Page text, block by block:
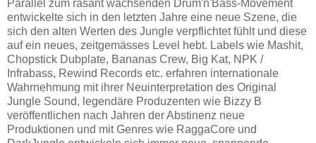
Parallel zum rasant wachsenden Drum'n'Bass-Movement
entwickelte sich in den letzten Jahre eine neue Szene, die
sich den alten Werten des Jungle verpflichtet fühlt und diese
auf ein neues, zeitgemässes Level hebt. Labels wie Mashit,
Chopstick Dubplate, Bananas Crew, Big Kat, NPK /
Infrabass, Rewind Records etc. erfahren internationale
Wahrnehmung mit ihrer Neuinterpretation des Original
Jungle Sound, legendäre Produzenten wie Bizzy B
veröffentlichen nach Jahren der Abstinenz neue
Produktionen und mit Genres wie RaggaCore und